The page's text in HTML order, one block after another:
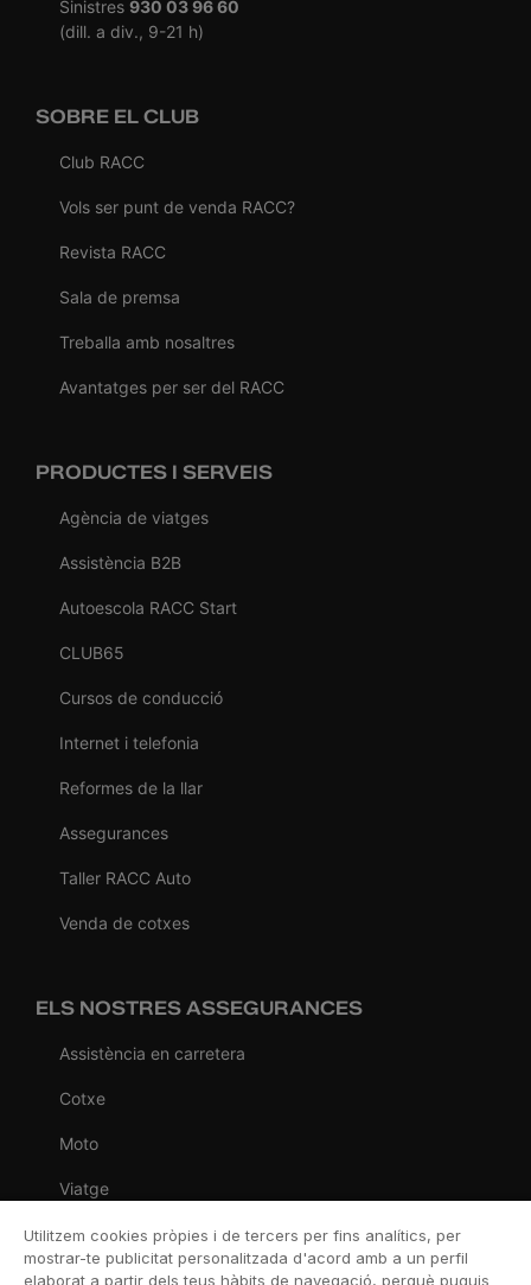
Sinistres 930 03 96 60
(dill. a div., 9-21 h)
SOBRE EL CLUB
Club RACC
Vols ser punt de venda RACC?
Revista RACC
Sala de premsa
Treballa amb nosaltres
Avantatges per ser del RACC
PRODUCTES I SERVEIS
Agència de viatges
Assistència B2B
Autoescola RACC Start
CLUB65
Cursos de conducció
Internet i telefonia
Reformes de la llar
Assegurances
Taller RACC Auto
Venda de cotxes
ELS NOSTRES ASSEGURANCES
Assistència en carretera
Cotxe
Moto
Viatge
Llar
Vida
Utilitzem cookies pròpies i de tercers per fins analítics, per
mostrar-te publicitat personalitzada d'acord amb a un perfil
elaborat a partir dels teus hàbits de navegació, perquè puguis